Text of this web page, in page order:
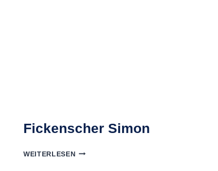
Fickenscher Simon
WEITERLESENFICKENSCHER